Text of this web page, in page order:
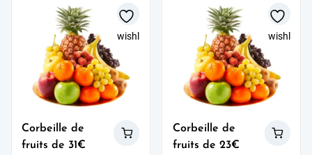
wishlist
Corbeille de
fruits de 31€
wishlist
Corbeille de
fruits de 23€